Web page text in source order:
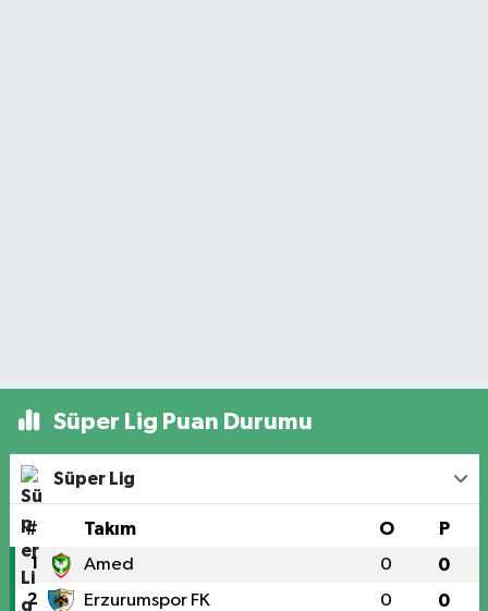
Süper Lig Puan Durumu
Süper Lig
# Takım O P
1 Amed 0 0
2 Erzurumspor FK 0 0